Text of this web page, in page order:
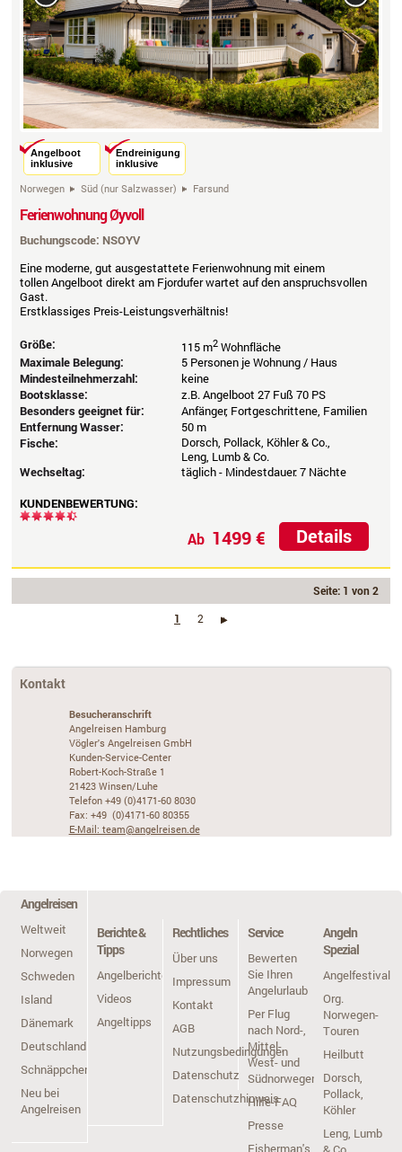
Previous Next
Angelboot
inklusive
Endreinigung
inklusive
Norwegen Süd (nur Salzwasser) Farsund
Ferienwohnung Øyvoll
Buchungscode: NSOYV
Eine moderne, gut ausgestattete Ferienwohnung mit einem
tollen Angelboot direkt am Fjordufer wartet auf den anspruchsvollen
Gast.
Erstklassiges Preis-Leistungsverhältnis!
Größe: 115 m2Wohnfläche
Maximale Belegung:
5 Personen je Wohnung / Haus
Mindesteilnehmerzahl:
keine
Bootsklasse:
z.B. Angelboot 27 Fuß 70 PS
Besonders geeignet für:
Anfänger, Fortgeschrittene, Familien
Entfernung Wasser:
50 m
Fische:
Dorsch, Pollack, Köhler & Co.,
Leng, Lumb & Co.
Wechseltag:
täglich - Mindestdauer: 7 Nächte
KUNDENBEWERTUNG:
Details
Ab 1499 €
Seite: 1 von 2
1
2 ›
Kontakt
Besucheranschrift
Angelreisen Hamburg
Vögler's Angelreisen GmbH
Kunden-Service-Center
Robert-Koch-Straße 1
21423 Winsen/Luhe
Telefon +49 (0)4171-60 8030
Fax: +49 (0)4171-60 80355
E-Mail: team@angelreisen.de
Angelreisen
Weltweit
Norwegen
Schweden
Island
Dänemark
Deutschland
Schnäppchen
Neu bei
Angelreisen
Angeln
Spezial
Angelfestivals
Org.
Norwegen-
Touren
Heilbutt
Dorsch,
Pollack,
Köhler
Leng, Lumb
Berichte &
Tipps
Angelberichte
Videos
Angeltipps
Service
Bewerten
Sie Ihren
Angelurlaub
Per Flug
nach Nord-,
Mittel-,
West- und
Südnorwegen
Hilfe-FAQ
Presse
Rechtliches
Über uns
Impressum
Kontakt
AGB
Nutzungsbedingungen
Datenschutz
Datenschutzhinweis